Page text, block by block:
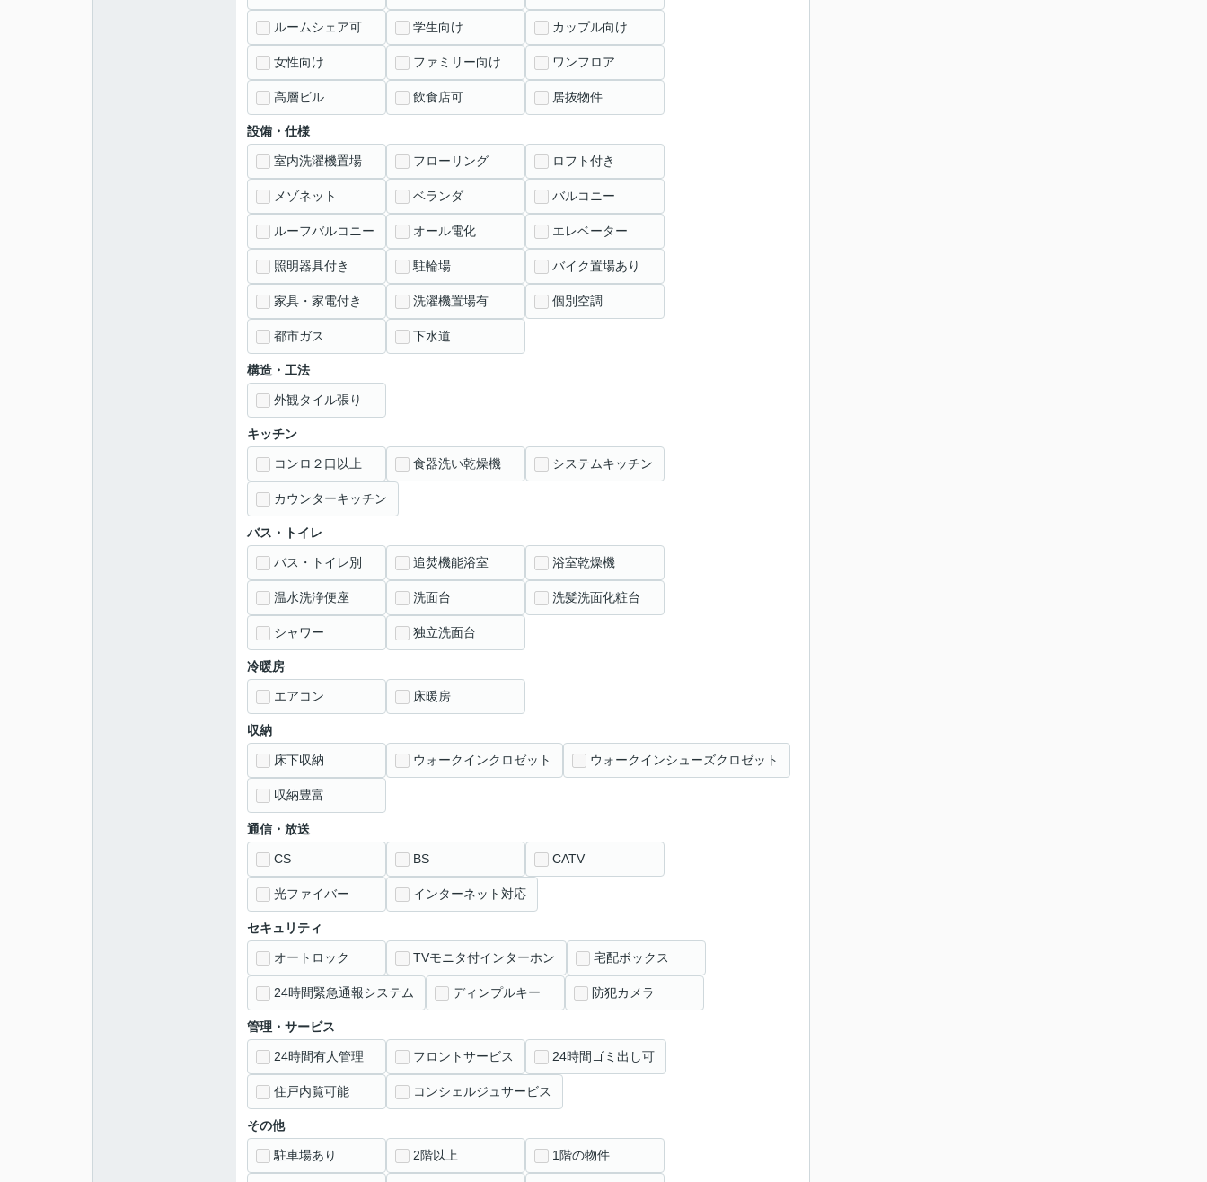
ルームシェア可 学生向け カップル向け
女性向け ファミリー向け ワンフロア
高層ビル 飲食店可 居抜物件
設備・仕様
室内洗濯機置場 フローリング ロフト付き
メゾネット ベランダ バルコニー
ルーフバルコニー オール電化 エレベーター
照明器具付き 駐輪場 バイク置場あり
家具・家電付き 洗濯機置場有 個別空調
都市ガス 下水道
構造・工法
外観タイル張り
キッチン
コンロ２口以上 食器洗い乾燥機 システムキッチン
カウンターキッチン
バス・トイレ
バス・トイレ別 追焚機能浴室 浴室乾燥機
温水洗浄便座 洗面台 洗髪洗面化粧台
シャワー 独立洗面台
冷暖房
エアコン 床暖房
収納
床下収納 ウォークインクロゼット ウォークインシューズクロゼット
収納豊富
通信・放送
CS BS CATV
光ファイバー インターネット対応
セキュリティ
オートロック TVモニタ付インターホン 宅配ボックス
24時間緊急通報システム ディンプルキー 防犯カメラ
管理・サービス
24時間有人管理 フロントサービス 24時間ゴミ出し可
住戸内覧可能 コンシェルジュサービス
その他
駐車場あり 2階以上 1階の物件